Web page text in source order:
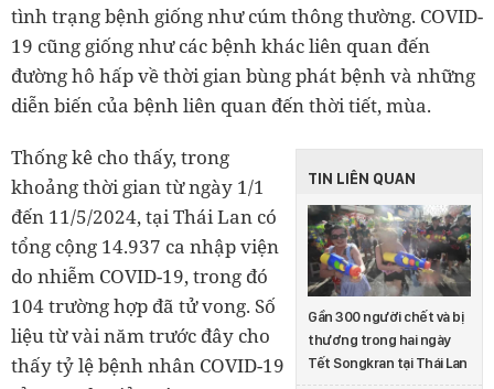
tình trạng bệnh giống như cúm thông thường. COVID-
19 cũng giống như các bệnh khác liên quan đến
đường hô hấp về thời gian bùng phát bệnh và những
diễn biến của bệnh liên quan đến thời tiết, mùa.
TIN LIÊN QUAN
Gần 300 người chết và bị
thương trong hai ngày
Tết Songkran tại Thái Lan
Thống kê cho thấy, trong
khoảng thời gian từ ngày 1/1
đến 11/5/2024, tại Thái Lan có
tổng cộng 14.937 ca nhập viện
do nhiễm COVID-19, trong đó
104 trường hợp đã tử vong. Số
liệu từ vài năm trước đây cho
thấy tỷ lệ bệnh nhân COVID-19